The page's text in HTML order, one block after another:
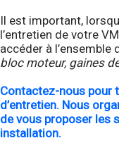
Il est important,
l’entretien de votre
accéder à l’ensemble
bloc moteur, gaines
Contactez-nous pour
d’entretien. Nous
de vous proposer les
installation.